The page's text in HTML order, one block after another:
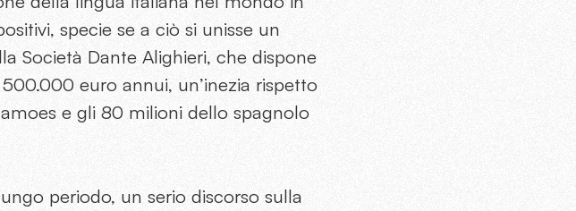
specie se a ciò si unisse un
Società Dante Alighieri, che dispone
euro annui, un’inezia rispetto
e gli 80 milioni dello spagnolo
periodo, un serio discorso sulla